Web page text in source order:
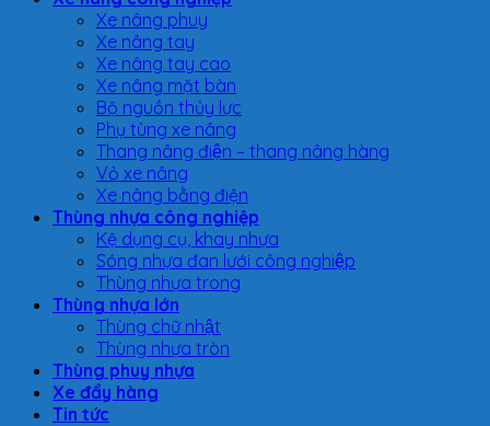
Xe nâng phuy
Xe nâng tay
Xe nâng tay cao
Xe nâng mặt bàn
Bộ nguồn thủy lực
Phụ tùng xe nâng
Thang nâng điện – thang nâng hàng
Vỏ xe nâng
Xe nâng bằng điện
Thùng nhựa công nghiệp
Kệ dụng cụ, khay nhựa
Sóng nhựa đan lưới công nghiệp
Thùng nhựa trong
Thùng nhựa lớn
Thùng chữ nhật
Thùng nhựa tròn
Thùng phuy nhựa
Xe đẩy hàng
Tin tức